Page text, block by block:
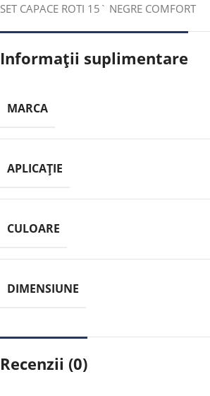
SET CAPACE ROTI 15` NEGRE COMFORT
Informații suplimentare
MARCA
APLICAȚIE
CULOARE
DIMENSIUNE
Recenzii (0)